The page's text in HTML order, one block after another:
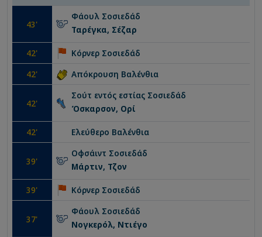
43'
Φάουλ Σοσιεδάδ
Ταρέγκα, Σέζαρ
42' Κόρνερ Σοσιεδάδ
42' Απόκρουση Βαλένθια
42'
Σούτ εντός εστίας Σοσιεδάδ
Όσκαρσον, Ορί
42' Ελεύθερο Βαλένθια
39'
Οφσάιντ Σοσιεδάδ
Μάρτιν, Τζον
39' Κόρνερ Σοσιεδάδ
37'
Φάουλ Σοσιεδάδ
Νογκερόλ, Ντιέγο